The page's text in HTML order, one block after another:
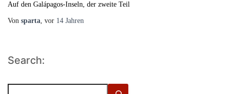
Auf den Galápagos-Inseln, der zweite Teil
Von sparta, vor 14 Jahren
Search: